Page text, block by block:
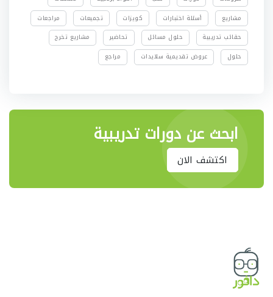
مشاريع
أسئلة اختبارات كويزات تجميعات
مراجعات
حقائب تدريبية
حلول مسائل تحاضير
مشاريع تخرج
حلول
عروض تقديمية سلايدات مراجع
ابحث عن دورات تدريبية
اكتشف الان